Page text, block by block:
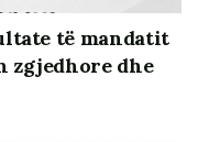
gjatë
dhe elementë
duke qenë të
të mandatit
zgjedhore dhe